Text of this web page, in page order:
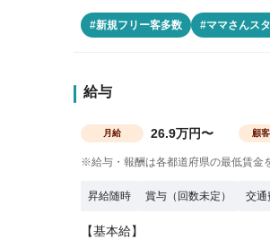
#新規フリー客多数 #ママさんス
給与
月給 26.9万円〜 顧
※給与・報酬は各都道府県の最低賃金
昇給随時 賞与（回数未定） 交通
【基本給】